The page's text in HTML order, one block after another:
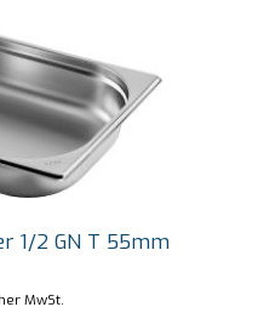
1/2 GN T 55mm
MwSt.